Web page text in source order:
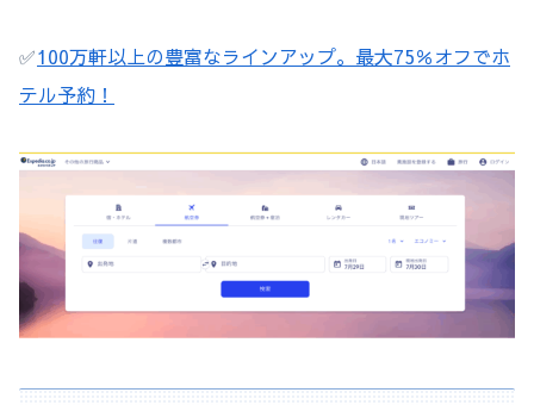
✅100万軒以上の豊富なラインアップ。最大75％オフでホ
テル予約！